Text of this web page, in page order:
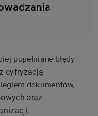
popełniane błędy
cyfryzacją
dokumentów,
oraz